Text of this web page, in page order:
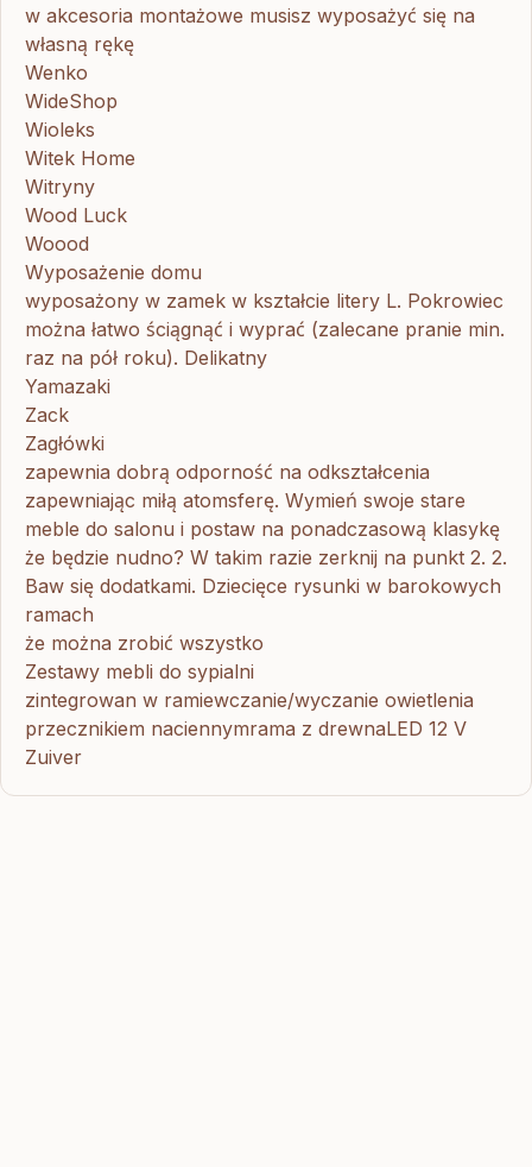
w akcesoria montażowe musisz wyposażyć się na
własną rękę
Wenko
WideShop
Wioleks
Witek Home
Witryny
Wood Luck
Woood
Wyposażenie domu
wyposażony w zamek w kształcie litery L. Pokrowiec
można łatwo ściągnąć i wyprać (zalecane pranie min.
raz na pół roku). Delikatny
Yamazaki
Zack
Zagłówki
zapewnia dobrą odporność na odkształcenia
zapewniając miłą atomsferę. Wymień swoje stare
meble do salonu i postaw na ponadczasową klasykę
że będzie nudno? W takim razie zerknij na punkt 2. 2.
Baw się dodatkami. Dziecięce rysunki w barokowych
ramach
że można zrobić wszystko
Zestawy mebli do sypialni
zintegrowan w ramiewczanie/wyczanie owietlenia
przecznikiem naciennymrama z drewnaLED 12 V
Zuiver